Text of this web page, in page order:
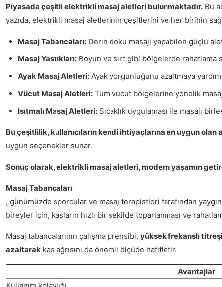
Piyasada çeşitli elektrikli masaj aletleri bulunmaktadır. Bu
yazıda, elektrikli masaj aletlerinin çeşitlerini ve her birinin
Masaj Tabancaları: Derin doku masajı yapabilen güçlü
Masaj Yastıkları: Boyun ve sırt gibi bölgelerde rahatlama
Ayak Masaj Aletleri: Ayak yorgunluğunu azaltmaya
Vücut Masaj Aletleri: Tüm vücut bölgelerine yönelik
Isıtmalı Masaj Aletleri: Sıcaklık uygulaması ile masajı
Bu çeşitlilik, kullanıcıların kendi ihtiyaçlarına en uygun olan
uygun seçenekler sunar.
Sonuç olarak, elektrikli masaj aletleri, modern yaşamın
Masaj Tabancaları
, günümüzde sporcular ve masaj terapistleri tarafından
bireyler için, kasların hızlı bir şekilde toparlanması ve
Masaj tabancalarının çalışma prensibi, yüksek frekanslı
azaltarak kas ağrısını da önemli ölçüde hafifletir.
Avantajlar
Kullanım kolaylığı